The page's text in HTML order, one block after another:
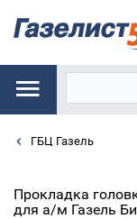
ГБЦ Газель
Прокладка
для а/м Газель